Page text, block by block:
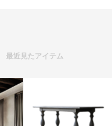
最近見たアイテム